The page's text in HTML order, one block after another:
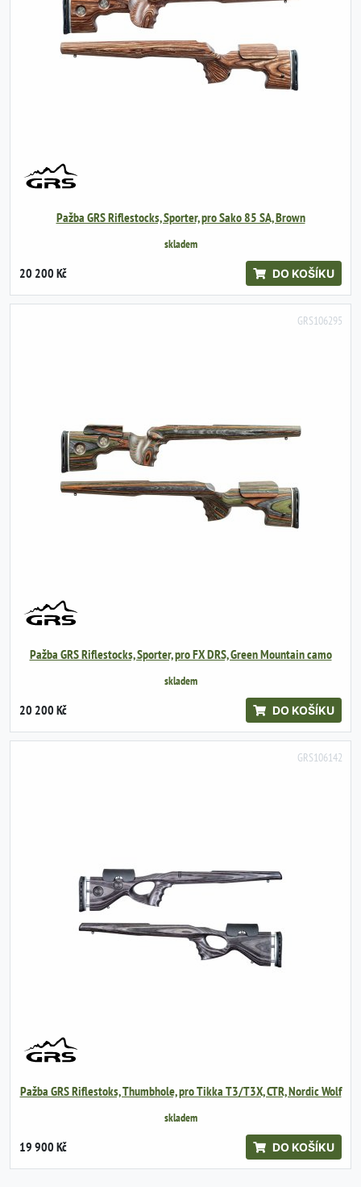
Pažba GRS Riflestocks, Sporter, pro Sako 85 SA, Brown
skladem
20 200 Kč DO KOŠÍKU
GRS106295
Pažba GRS Riflestocks, Sporter, pro FX DRS, Green Mountain camo
skladem
20 200 Kč DO KOŠÍKU
GRS106142
Pažba GRS Riflestoks, Thumbhole, pro Tikka T3/T3X, CTR, Nordic Wolf
skladem
19 900 Kč DO KOŠÍKU